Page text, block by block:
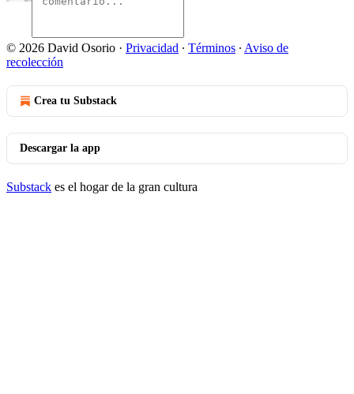
© 2026 David Osorio · Privacidad ∙ Términos ∙ Aviso de
recolección
Crea tu Substack
Descargar la app
Substack es el hogar de la gran cultura